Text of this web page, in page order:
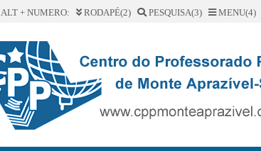
ALT + NUMERO: RODAPÉ(2) PESQUISA(3) MENU(4)